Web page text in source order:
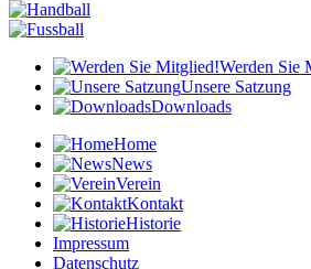
Werden Sie
Unsere Satzung
Downloads
Home
News
Verein
Kontakt
Historie
Impressum
Datenschutz